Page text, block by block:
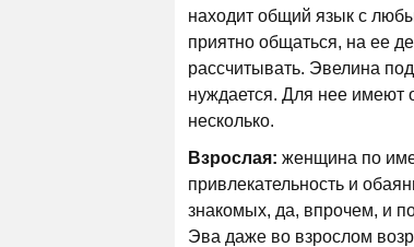
находит общий язык с
приятно общаться, на ее
рассчи­тывать. Эвелина
нуждается. Для нее имеют
несколько.
Взрослая: женщина по
привлекательность и
знакомых, да, впрочем, и
Эва даже во взрослом